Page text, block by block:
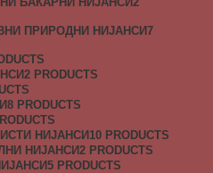
ПРИРОДНИ НИЈАНСИ7
2 PRODUCTS
8 PRODUCTS
НИЈАНСИ 10 PRODUCTS
НИЈАНСИ2 PRODUCTS
5 PRODUCTS